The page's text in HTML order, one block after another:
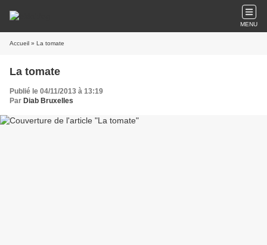
MENU
Accueil » La tomate
La tomate
Publié le 04/11/2013 à 13:19
Par Diab Bruxelles